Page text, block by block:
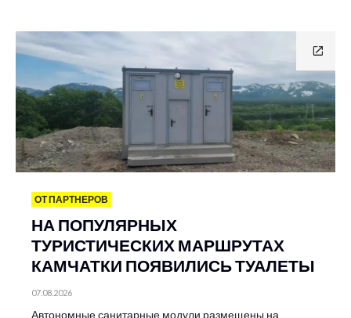
ОТ ПАРТНЕРОВ
НА ПОПУЛЯРНЫХ
ТУРИСТИЧЕСКИХ МАРШРУТАХ
КАМЧАТКИ ПОЯВИЛИСЬ ТУАЛЕТЫ
07.08.2026
Автономные санитарные модули размещены на